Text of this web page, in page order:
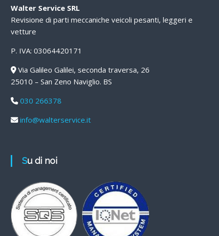
Walter Service SRL
Revisione di parti meccaniche veicoli pesanti, leggeri e
vetture
P. IVA: 03064420171
Via Galileo Galilei, seconda traversa, 26
25010 – San Zeno Naviglio. BS
030 266378
info@walterservice.it
Su di noi